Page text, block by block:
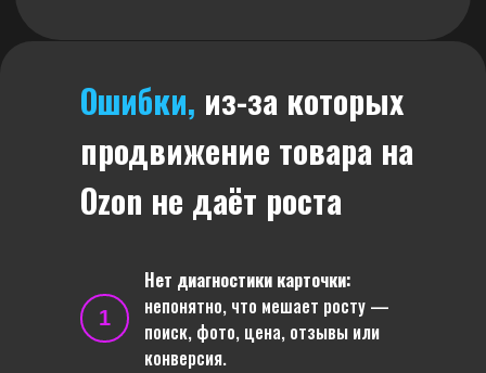
Ошибки, из-за которых
продвижение товара на
Ozon не даёт роста
1
Нет диагностики карточки:
непонятно, что мешает росту —
поиск, фото, цена, отзывы или
конверсия.